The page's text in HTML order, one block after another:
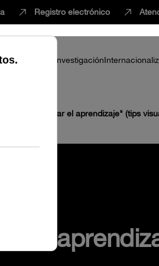
Registro electrónico
Profesorado Investigación
para activar el aprendizaje" (tips
el